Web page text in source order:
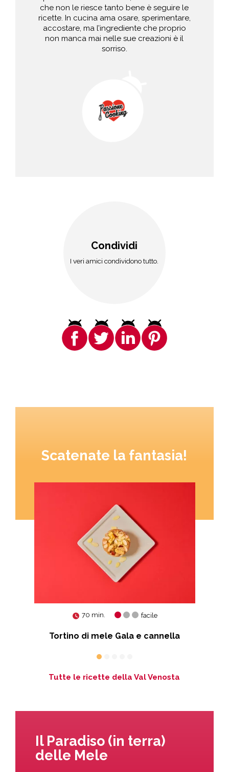
che non le riesce tanto bene è seguire le
ricette. In cucina ama osare, sperimentare,
accostare, ma l’ingrediente che proprio
non manca mai nelle sue creazioni è il
sorriso.
Condividi
I veri amici condividono tutto.
Scatenate la fantasia!
70 min. facile
Tortino di mele Gala e cannella
Tutte le ricette della Val Venosta
Il Paradiso (in terra)
delle Mele